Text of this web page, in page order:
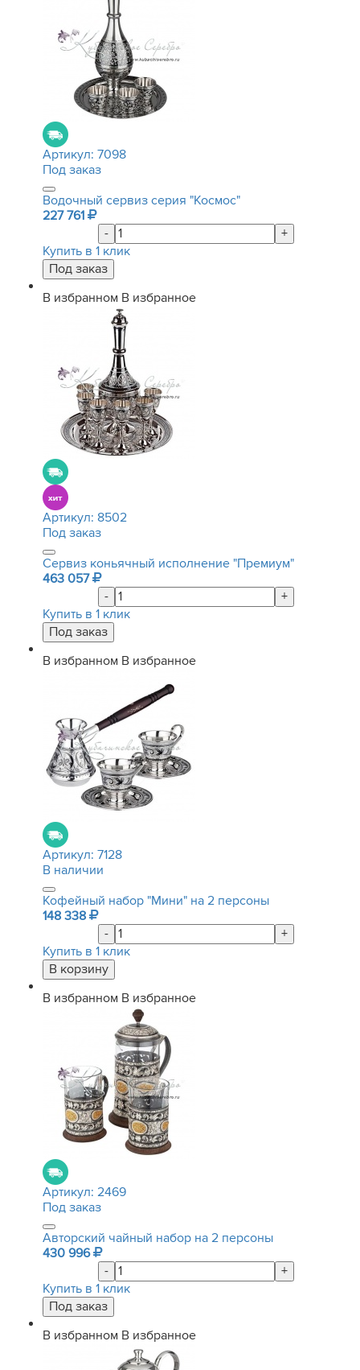
Артикул: 7098
Под заказ
Водочный сервиз серия "Космос"
227 761
-
+
Купить в 1 клик
В избранном В избранное
Артикул: 8502
Под заказ
Сервиз коньячный исполнение "Премиум"
463 057
-
+
Купить в 1 клик
В избранном В избранное
Артикул: 7128
В наличии
Кофейный набор "Мини" на 2 персоны
148 338
-
+
Купить в 1 клик
В избранном В избранное
Артикул: 2469
Под заказ
Авторский чайный набор на 2 персоны
430 996
-
+
Купить в 1 клик
В избранном В избранное